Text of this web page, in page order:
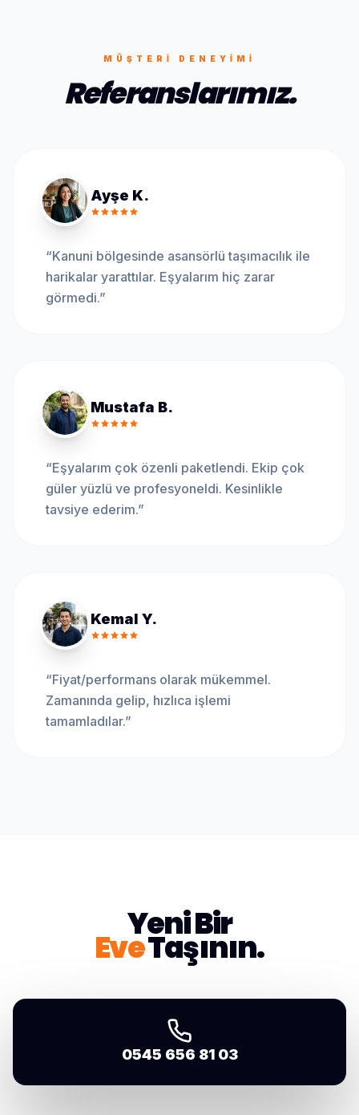
MÜŞTERI DENEYIMI
Referanslarımız.
Ayşe K.
“Kanuni bölgesinde asansörlü taşımacılık ile
harikalar yarattılar. Eşyalarım hiç zarar
görmedi.”
Mustafa B.
“Eşyalarım çok özenli paketlendi. Ekip çok
güler yüzlü ve profesyoneldi. Kesinlikle
tavsiye ederim.”
Kemal Y.
“Fiyat/performans olarak mükemmel.
Zamanında gelip, hızlıca işlemi
tamamladılar.”
Yeni Bir
EveTaşının.
0545 656 81 03